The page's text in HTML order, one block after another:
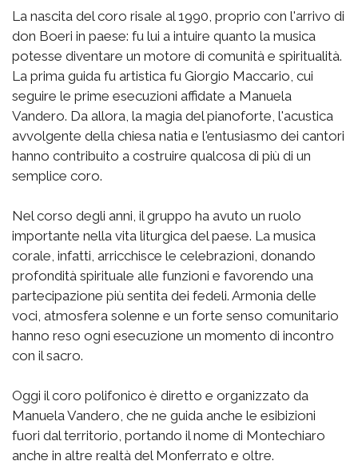
La nascita del coro risale al 1990, proprio con l'arrivo di
don Boeri in paese: fu lui a intuire quanto la musica
potesse diventare un motore di comunità e spiritualità.
La prima guida fu artistica fu Giorgio Maccario, cui
seguire le prime esecuzioni affidate a Manuela
Vandero. Da allora, la magia del pianoforte, l'acustica
avvolgente della chiesa natia e l'entusiasmo dei cantori
hanno contribuito a costruire qualcosa di più di un
semplice coro.
Nel corso degli anni, il gruppo ha avuto un ruolo
importante nella vita liturgica del paese. La musica
corale, infatti, arricchisce le celebrazioni, donando
profondità spirituale alle funzioni e favorendo una
partecipazione più sentita dei fedeli. Armonia delle
voci, atmosfera solenne e un forte senso comunitario
hanno reso ogni esecuzione un momento di incontro
con il sacro.
Oggi il coro polifonico è diretto e organizzato da
Manuela Vandero, che ne guida anche le esibizioni
fuori dal territorio, portando il nome di Montechiaro
anche in altre realtà del Monferrato e oltre.